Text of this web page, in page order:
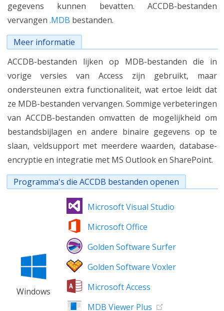
gegevens kunnen bevatten. ACCDB-bestanden
vervangen .MDB bestanden.
Meer informatie
ACCDB-bestanden lijken op MDB-bestanden die in
vorige versies van Access zijn gebruikt, maar
ondersteunen extra functionaliteit, wat ertoe leidt dat
ze MDB-bestanden vervangen. Sommige verbeteringen
van ACCDB-bestanden omvatten de mogelijkheid om
bestandsbijlagen en andere binaire gegevens op te
slaan, veldsupport met meerdere waarden, database-
encryptie en integratie met MS Outlook en SharePoint.
Programma's die ACCDB bestanden openen
Windows
Microsoft Visual Studio
Microsoft Office
Golden Software Surfer
Golden Software Voxler
Microsoft Access
MDB Viewer Plus